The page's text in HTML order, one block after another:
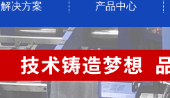
解决方案 产品中心